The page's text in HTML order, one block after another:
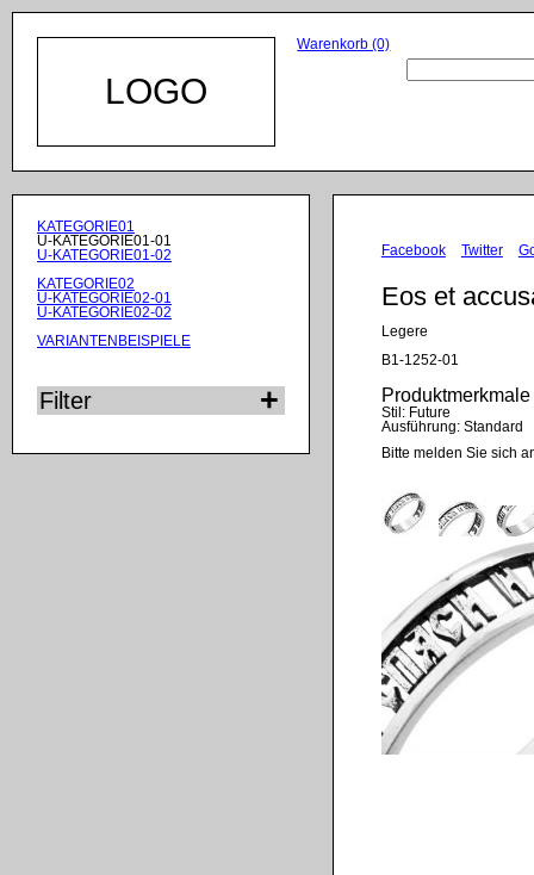
LOGO
Warenkorb (0)
Navigation
überspringen
KATEGORIE01
U-KATEGORIE01-01
U-KATEGORIE01-02
KATEGORIE02
U-KATEGORIE02-01
U-KATEGORIE02-02
VARIANTENBEISPIELE
Filter
Facebook Twitter
Eos et
Legere
B1-1252-01
Produktmerkmale
Stil: Future
Ausführung: Standard
Bitte melden Sie sich